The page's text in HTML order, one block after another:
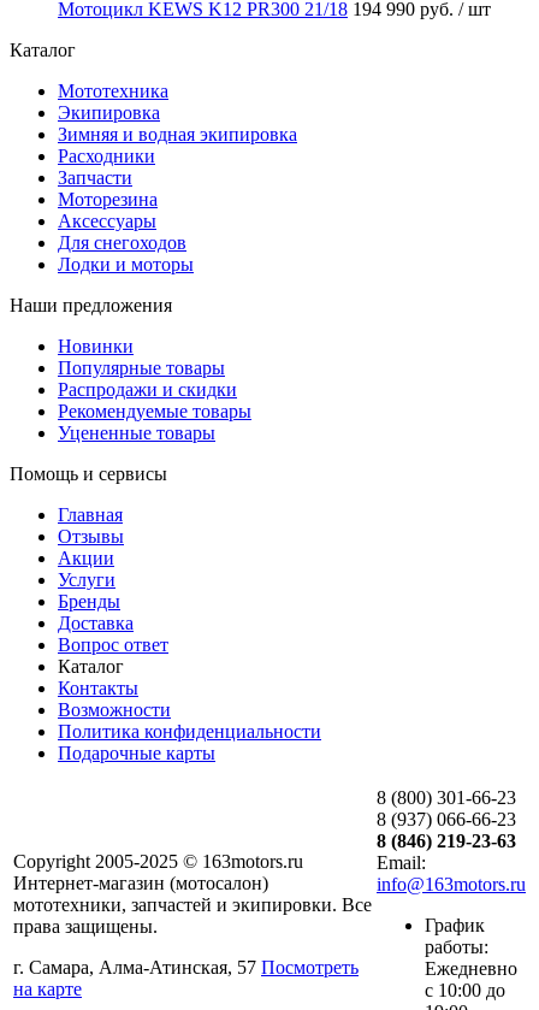
Мотоцикл KEWS K12 PR300 21/18 194 990 руб. / шт
Каталог
Мототехника
Экипировка
Зимняя и водная экипировка
Расходники
Запчасти
Моторезина
Аксессуары
Для снегоходов
Лодки и моторы
Наши предложения
Новинки
Популярные товары
Распродажи и скидки
Рекомендуемые товары
Уцененные товары
Помощь и сервисы
Главная
Отзывы
Акции
Услуги
Бренды
Доставка
Вопрос ответ
Каталог
Контакты
Возможности
Политика конфиденциальности
Подарочные карты
Copyright 2005-2025 © 163motors.ru
Интернет-магазин (мотосалон)
мототехники, запчастей и экипировки. Все
права защищены.
г. Самара, Алма-Атинская, 57 Посмотреть
на карте
8 (800) 301-66-23
8 (937) 066-66-23
8 (846) 219-23-63
Email:
info@163motors.ru
График
работы:
Ежедневно
с 10:00 до